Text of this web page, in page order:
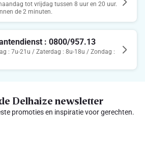
tot vrijdag tussen 8 uur en 20 uur.
de 2 minuten.
: 0800/957.13
: 7u-21u / Zaterdag : 8u-18u / Zondag :
Delhaize newsletter
promoties en inspiratie voor gerechten.